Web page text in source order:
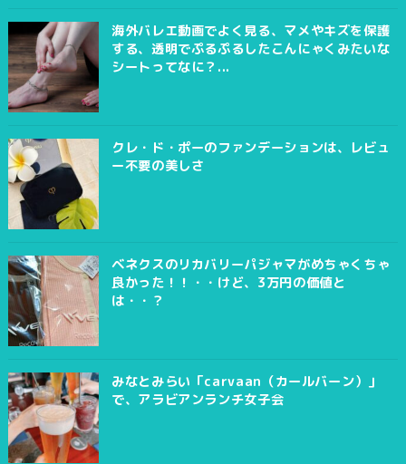
海外バレエ動画でよく見る、マメやキズを保護
する、透明でぷるぷるしたこんにゃくみたいな
シートってなに？...
クレ・ド・ポーのファンデーションは、レビュ
ー不要の美しさ
ベネクスのリカバリーパジャマがめちゃくちゃ
良かった！！・・けど、3万円の価値と
は・・？
みなとみらい「carvaan（カールバーン）」
で、アラビアンランチ女子会